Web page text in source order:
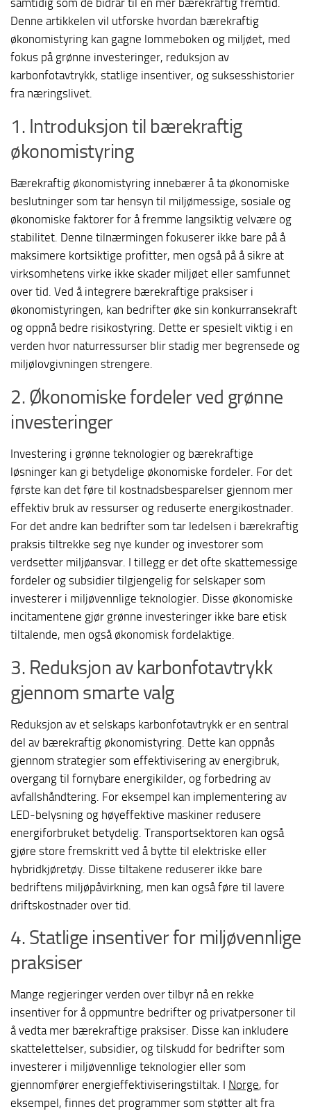
samtidig som de bidrar til en mer bærekraftig fremtid.
Denne artikkelen vil utforske hvordan bærekraftig
økonomistyring kan gagne lommeboken og miljøet, med
fokus på grønne investeringer, reduksjon av
karbonfotavtrykk, statlige insentiver, og suksesshistorier
fra næringslivet.
1. Introduksjon til bærekraftig
økonomistyring
Bærekraftig økonomistyring innebærer å ta økonomiske
beslutninger som tar hensyn til miljømessige, sosiale og
økonomiske faktorer for å fremme langsiktig velvære og
stabilitet. Denne tilnærmingen fokuserer ikke bare på å
maksimere kortsiktige profitter, men også på å sikre at
virksomhetens virke ikke skader miljøet eller samfunnet
over tid. Ved å integrere bærekraftige praksiser i
økonomistyringen, kan bedrifter øke sin konkurransekraft
og oppnå bedre risikostyring. Dette er spesielt viktig i en
verden hvor naturressurser blir stadig mer begrensede og
miljølovgivningen strengere.
2. Økonomiske fordeler ved grønne
investeringer
Investering i grønne teknologier og bærekraftige
løsninger kan gi betydelige økonomiske fordeler. For det
første kan det føre til kostnadsbesparelser gjennom mer
effektiv bruk av ressurser og reduserte energikostnader.
For det andre kan bedrifter som tar ledelsen i bærekraftig
praksis tiltrekke seg nye kunder og investorer som
verdsetter miljøansvar. I tillegg er det ofte skattemessige
fordeler og subsidier tilgjengelig for selskaper som
investerer i miljøvennlige teknologier. Disse økonomiske
incitamentene gjør grønne investeringer ikke bare etisk
tiltalende, men også økonomisk fordelaktige.
3. Reduksjon av karbonfotavtrykk
gjennom smarte valg
Reduksjon av et selskaps karbonfotavtrykk er en sentral
del av bærekraftig økonomistyring. Dette kan oppnås
gjennom strategier som effektivisering av energibruk,
overgang til fornybare energikilder, og forbedring av
avfallshåndtering. For eksempel kan implementering av
LED-belysning og høyeffektive maskiner redusere
energiforbruket betydelig. Transportsektoren kan også
gjøre store fremskritt ved å bytte til elektriske eller
hybridkjøretøy. Disse tiltakene reduserer ikke bare
bedriftens miljøpåvirkning, men kan også føre til lavere
driftskostnader over tid.
4. Statlige insentiver for miljøvennlige
praksiser
Mange regjeringer verden over tilbyr nå en rekke
insentiver for å oppmuntre bedrifter og privatpersoner til
å vedta mer bærekraftige praksiser. Disse kan inkludere
skattelettelser, subsidier, og tilskudd for bedrifter som
investerer i miljøvennlige teknologier eller som
gjennomfører energieffektiviseringstiltak. I Norge, for
eksempel, finnes det programmer som støtter alt fra